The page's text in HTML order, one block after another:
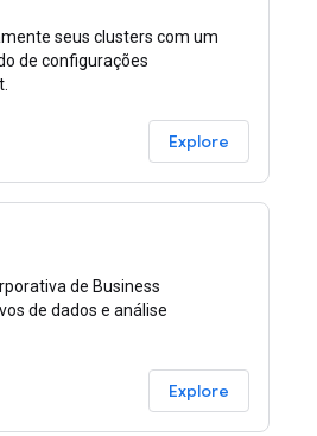
seus clusters com um
de configurações
Explore
de Business
de dados e análise
Explore